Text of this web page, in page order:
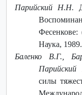
Парийский Н.Н.
Наука,
Баленко В.Г.,
силы